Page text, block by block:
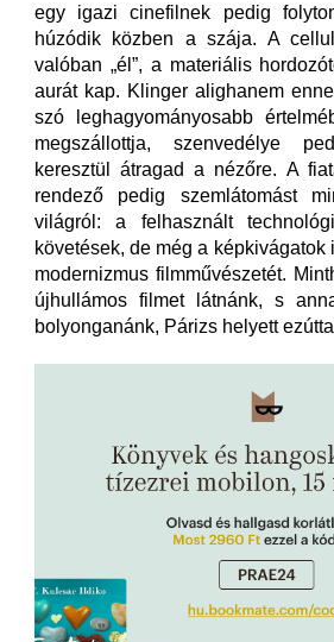
egy igazi cinefilnek pedig
húzódik közben a szája. A
valóban „él”, a materiális
aurát kap. Klinger alighanem
szó leghagyományosabb
megszállottja, szenvedélye
keresztül átragad a nézőre. A
rendező pedig szemlátomást
világról: a felhasznált
követések, de még a képkivágatok
modernizmus filmművészetét.
újhullámos filmet látnánk, s
bolyonganánk, Párizs helyett